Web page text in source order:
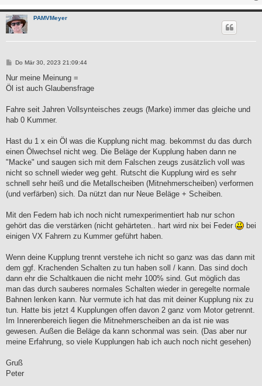
PAMVMeyer
B
r
Do Mär 30, 2023 21:09:44
Nur meine Meinung =
Öl ist auch Glaubensfrage
Fahre seit Jahren Vollsynteisches zeugs (Marke) immer das gleiche und
hab 0 Kummer.
Hast du 1 x ein Öl was die Kupplung nicht mag. bekommst du das durch
einen Ölwechsel nicht weg. Die Beläge der Kupplung haben dann ne
"Macke" und saugen sich mit dem Falschen zeugs zusätzlich voll was
nicht so schnell wieder weg geht. Rutscht die Kupplung wird es sehr
schnell sehr heiß und die Metallscheiben (Mitnehmerscheiben) verformen
(und verfärben) sich. Da nützt dan nur Neue Beläge + Scheiben.
Mit den Federn hab ich noch nicht rumexperimentiert hab nur schon
gehört das die verstärken (nicht gehärteten.. hart wird nix bei Feder
bei
einigen VX Fahrern zu Kummer geführt haben.
Wenn deine Kupplung trennt verstehe ich nicht so ganz was das dann mit
dem ggf. Krachenden Schalten zu tun haben soll / kann. Das sind doch
dann ehr die Schaltkauen die nicht mehr 100% sind. Gut möglich das
man das durch sauberes normales Schalten wieder in geregelte normale
Bahnen lenken kann. Nur vermute ich hat das mit deiner Kupplung nix zu
tun. Hatte bis jetzt 4 Kupplungen offen davon 2 ganz vom Motor getrennt.
Im Innerenbereich liegen die Mitnehmerscheiben an da ist nie was
gewesen. Außen die Beläge da kann schonmal was sein. (Das aber nur
meine Erfahrung, so viele Kupplungen hab ich auch noch nicht gesehen)
Gruß
Peter